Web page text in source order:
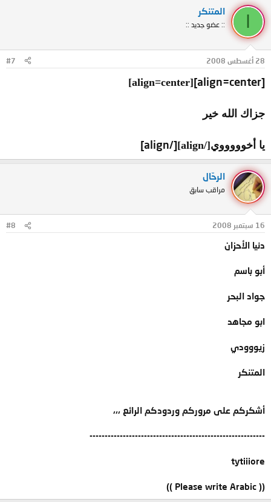
المتنكر
:: عضو جديد ::
28 أغسطس 2008 #7
[align=center]
[align=center]
جزاك الله خير
يا أخوووووي[/align] [/align]
الرحّال
مراقب سابق
16 سبتمبر 2008 #8
دنيا الأحزان
أبو باسم
جواد البحر
ابو مجاهد
زيووودي
المتنكر
أشكركم على مروركم وردودكم الرائع ،،،
----------------------------------------------------------
tytiiiore
(( Please write Arabic ))